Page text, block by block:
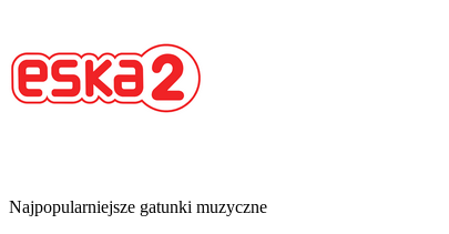
Najpopularniejsze gatunki muzyczne